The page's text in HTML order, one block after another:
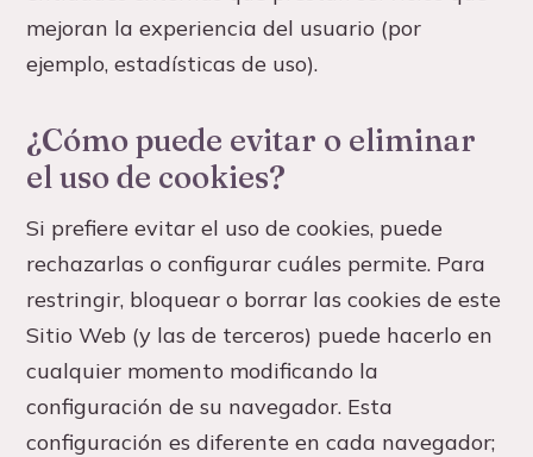
mejoran la experiencia del usuario (por
ejemplo, estadísticas de uso).
¿Cómo puede evitar o eliminar
el uso de cookies?
Si prefiere evitar el uso de cookies, puede
rechazarlas o configurar cuáles permite. Para
restringir, bloquear o borrar las cookies de este
Sitio Web (y las de terceros) puede hacerlo en
cualquier momento modificando la
configuración de su navegador. Esta
configuración es diferente en cada navegador;